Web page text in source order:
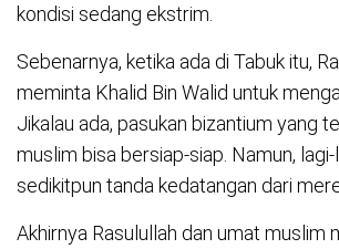
kondisi sedang ekstrim.
Sebenarnya, ketika ada di Tabuk itu,
meminta Khalid Bin Walid untuk
Jikalau ada, pasukan bizantium yang
muslim bisa bersiap-siap. Namun,
sedikitpun tanda kedatangan dari
Akhirnya Rasulullah dan umat muslim